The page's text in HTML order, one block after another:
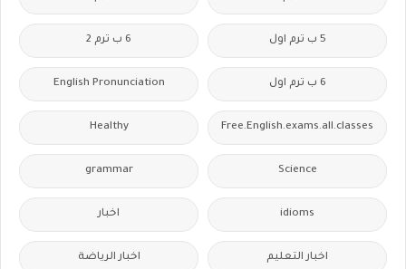
5 ب ترم اول 6 ب ترم 2
6 ب ترم اول English Pronunciation
Free.English.exams.all.classes
Healthy
Science
grammar
idioms اخبار
اخبار التعليم اخبار الرياضة